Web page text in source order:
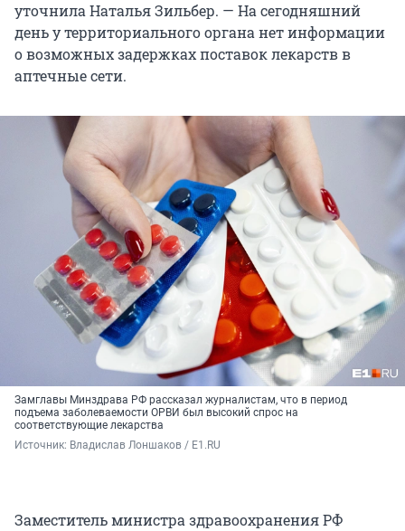
уточнила Наталья Зильбер. — На сегодняшний
день у территориального органа нет информации
о возможных задержках поставок лекарств в
аптечные сети.
Замглавы Минздрава РФ рассказал журналистам, что в период
подъема заболеваемости ОРВИ был высокий спрос на
соответствующие лекарства
Источник: Владислав Лоншаков / E1.RU
Заместитель министра здравоохранения РФ